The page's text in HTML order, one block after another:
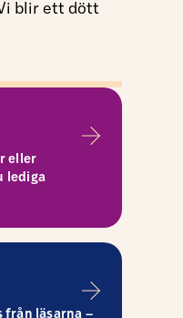
blir ett dött
eller
lediga
från läsarna –